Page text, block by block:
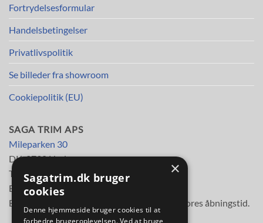
Fortrydelsesformular
Handelsbetingelser
Privatlivspolitik
Se billeder fra showroom
Cookiepolitik (EU)
SAGA TRIM APS
Mileparken 30
DK-2730 Herlev
Telefon38 11 48 11
E-mail:info@sagatrim.dk
E-mail besvares normalt inden for 3 timer i vores åbningstid.
×
Sagatrim.dk bruger
cookies
Denne hjemmeside bruger cookies til at
forbedre brugeroplevelsen. Ved at bruge